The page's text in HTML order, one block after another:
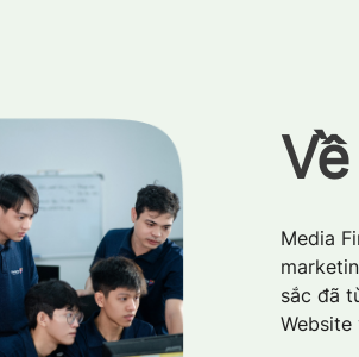
Về
Media
sắc đã